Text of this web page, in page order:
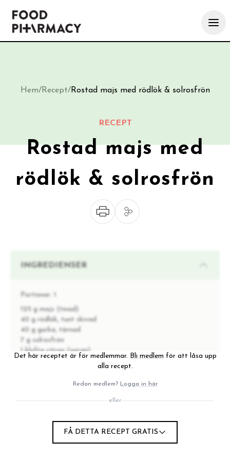
Hem/Recept/Rostad majs med rödlök & solrosfrön
RECEPT
Rostad majs med
rödlök & solrosfrön
INGREDIENSER
Portioner:
125 g majs (tinad)
40 g rödlök, tunt skivad
40 g gurka, tärnad
7 g solrosfrön
1 klyfta citron (juicen)
5 g olivolja
Det här receptet är för medlemmar. Bli medlem för att låsa upp
alla recept.
Redan medlem? Logga in här
eller
FÅ DETTA RECEPT GRATIS